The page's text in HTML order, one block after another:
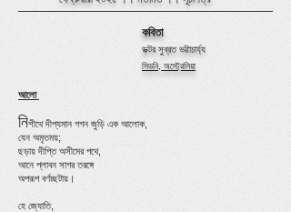
কবিতা
ডক্টর সুব্রত ভট্টাচার্য্য
সিডনি, অস্ট্রেলিয়া
আলো
নিশীথে দীপ্যমান গগন জুড়ি এক আলোক,
যেন অমৃতময়;
ছড়ায় দীপ্তি অসীমের পথে,
আনে প্লাবন সাগর তরঙ্গে
অপরূপ বর্ণচ্ছটায়।
হে জ্যোতি,